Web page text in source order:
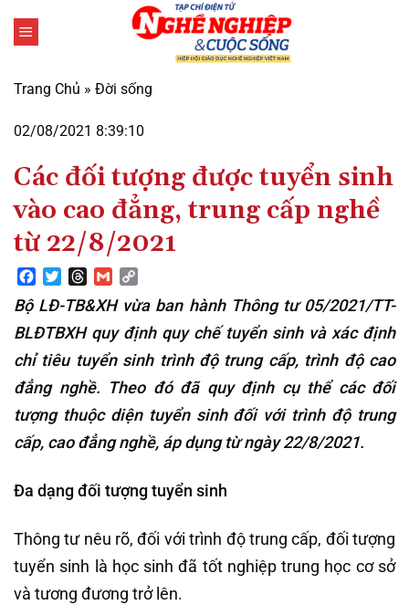
qua
dung
Trang Chủ » Đời sống
02/08/2021 8:39:10
Các đối tượng được tuyển sinh
vào cao đẳng, trung cấp nghề
từ 22/8/2021
Facebook
TwitterThreads
Gmail
Link
Bộ LĐ-TB&XH vừa ban hành Thông tư 05/2021/TT-
BLĐTBXH quy định quy chế tuyển sinh và xác định
chỉ tiêu tuyển sinh trình độ trung cấp, trình độ cao
đẳng nghề. Theo đó đã quy định cụ thể các đối
tượng thuộc diện tuyển sinh đối với trình độ trung
cấp, cao đẳng nghề, áp dụng từ ngày 22/8/2021.
Đa dạng đối tượng tuyển sinh
Thông tư nêu rõ, đối với trình độ trung cấp, đối tượng
tuyển sinh là học sinh đã tốt nghiệp trung học cơ sở
và tương đương trở lên.